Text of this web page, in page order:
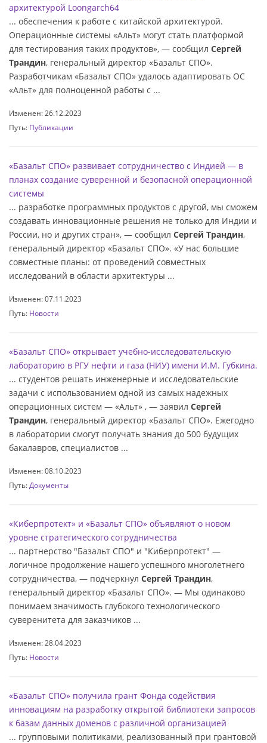
архитектурой Loongarch64
... обеспечения к работе с китайской архитектурой.
Операционные системы «Альт» могут стать платформой
для тестирования таких продуктов», — сообщил Сергей
Трандин, генеральный директор «Базальт СПО».
Разработчикам «Базальт СПО» удалось адаптировать ОС
«Альт» для полноценной работы с ...
Изменен: 26.12.2023
Путь: Публикации
«Базальт СПО» развивает сотрудничество с Индией — в
планах создание суверенной и безопасной операционной
системы
... разработке программных продуктов с другой, мы сможем
создавать инновационные решения не только для Индии и
России, но и других стран», — сообщил Сергей Трандин,
генеральный директор «Базальт СПО». «У нас большие
совместные планы: от проведений совместных
исследований в области архитектуры ...
Изменен: 07.11.2023
Путь: Новости
«Базальт СПО» открывает учебно-исследовательскую
лабораторию в РГУ нефти и газа (НИУ) имени И.М. Губкина.
... студентов решать инженерные и исследовательские
задачи с использованием одной из самых надежных
операционных систем — «Альт» , — заявил Сергей
Трандин, генеральный директор «Базальт СПО». Ежегодно
в лаборатории смогут получать знания до 500 будущих
бакалавров, специалистов ...
Изменен: 08.10.2023
Путь: Документы
«Киберпротект» и «Базальт СПО» объявляют о новом
уровне стратегического сотрудничества
... партнерство "Базальт СПО" и "Киберпротект" —
логичное продолжение нашего успешного многолетнего
сотрудничества, — подчеркнул Сергей Трандин,
генеральный директор «Базальт СПО». — Мы одинаково
понимаем значимость глубокого технологического
суверенитета для заказчиков ...
Изменен: 28.04.2023
Путь: Новости
«Базальт СПО» получила грант Фонда содействия
инновациям на разработку открытой библиотеки запросов
к базам данных доменов с различной организацией
... групповыми политиками, реализованный при грантовой